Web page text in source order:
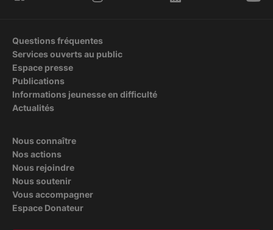
Questions fréquentes
Services ouverts au public
Espace presse
Publications
Informations jeunesse en difficulté
Actualités
Nous connaître
Nos actions
Nous rejoindre
Nous soutenir
Vous accompagner
Espace Donateur